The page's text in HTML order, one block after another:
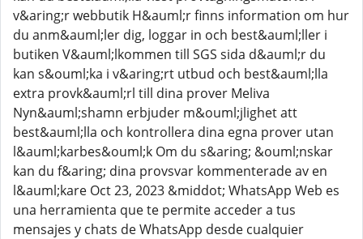
v&aring;r webbutik H&auml;r finns information om hur
du anm&auml;ler dig, loggar in och best&auml;ller i
butiken V&auml;lkommen till SGS sida d&auml;r du
kan s&ouml;ka i v&aring;rt utbud och best&auml;lla
extra provk&auml;rl till dina prover Meliva
Nyn&auml;shamn erbjuder m&ouml;jlighet att
best&auml;lla och kontrollera dina egna prover utan
l&auml;karbes&ouml;k Om du s&aring; &ouml;nskar
kan du f&aring; dina provsvar kommenterade av en
l&auml;kare Oct 23, 2023 &middot; WhatsApp Web es
una herramienta que te permite acceder a tus
mensajes y chats de WhatsApp desde cualquier